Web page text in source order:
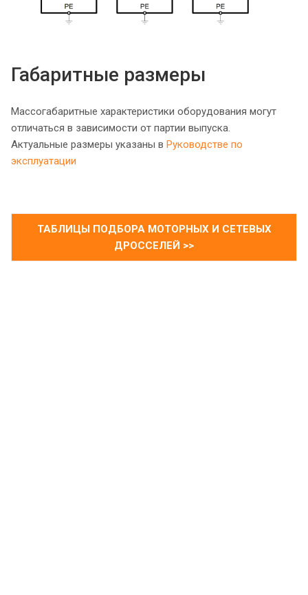
Габаритные размеры
Массогабаритные характеристики оборудования могут
отличаться в зависимости от партии выпуска.
Актуальные размеры указаны в Руководстве по
эксплуатации
ТАБЛИЦЫ ПОДБОРА МОТОРНЫХ И СЕТЕВЫХ
ДРОССЕЛЕЙ >>